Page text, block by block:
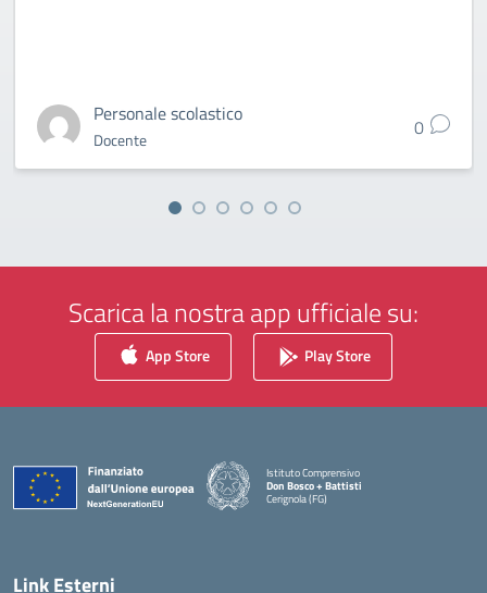
Personale scolastico
Docente 0
Scarica la nostra app ufficiale su:
App Store Play Store
Istituto Comprensivo
Don Bosco + Battisti
Cerignola (FG)
— Visita la pagina iniziale della scuola
Link Esterni